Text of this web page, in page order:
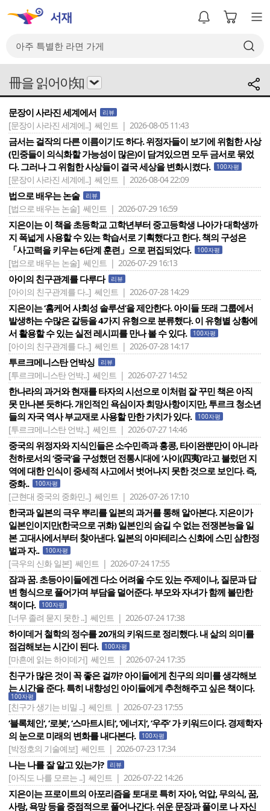
冊을 읽어야知
문장이 사라진 세계에서 리뷰
[문장이 사라진 세계에..] 쎄인트 | 2026-08-05 11:43
금서는 걸작의 다른 이름이기도 하다. 위정자들이 보기에 위험한 사상
(민중들이 의식화할 가능성이 많은)이 담겨있으면 모두 금서로 묶었
다. 그러나 그 위험한 사상들이 결국 세상을 변화시켰다.
100자평
[문장이 사라진 세계에..] 쎄인트 | 2026-08-04 22:09
법으로 배우는 논술 리뷰
[법으로 배우는 논술] 쎄인트 | 2026-07-29 16:59
지은이는 이 책을 초등학교 고학년부터 중고등학생 나아가 대학생까
지 폭넓게 사용할 수 있는 학습서로 기획했다고 한다. 책의 구성은
「사고력을 키우는 6단계 훈련」으로 편집되었다.
100자평
[법으로 배우는 논술] 쎄인트 | 2026-07-29 16:13
아이의 친구관계를 다루다 리뷰
[아이의 친구관계를 다..] 쎄인트 | 2026-07-28 14:29
지은이는 ‘홈케어 사회성 솔루션’을 제안한다. 아이들 또래 그룹에서
발생하는 수많은 갈등을 4가지 유형으로 분류했다. 이 유형별 상황에
서 활용할 수 있는 실전 레시피를 만나 볼 수 있다.
100자평
[아이의 친구관계를 다..] 쎄인트 | 2026-07-28 14:17
투르크메니스탄 언박싱 리뷰
[투르크메니스탄 언박..] 쎄인트 | 2026-07-27 14:52
한나라의 과거와 현재를 타자의 시선으로 이처럼 잘 꾸민 책은 아직
못 만나본 듯하다. 개인적인 욕심이자 희망사항이지만, 투르크 청소년
들의 자국 역사 부교재로 사용할 만한 가치가 있다.
100자평
[투르크메니스탄 언박..] 쎄인트 | 2026-07-27 14:46
중국의 위정자와 지식인들은 소수민족과 홍콩, 타이완뿐만이 아니라
천하로서의 ‘중국’을 구성했던 전통시대에 ‘사이(四夷)’라고 불렀던 지
역에 대한 인식이 중세적 사고에서 벗어나지 못한 것으로 보인다. 즉,
중화..
100자평
[근현대 중국의 중화민..] 쎄인트 | 2026-07-26 17:10
한국과 일본의 극우 뿌리를 일본의 과거를 통해 알아본다. 지은이가
일본인이지만(한국으로 귀화) 일본인의 숨길 수 없는 전쟁본능을 일
본 고대사에서부터 찾아낸다. 일본의 아마테리스 신화에 스민 삼한정
벌과 자..
100자평
[극우의 신화 일본] 쎄인트 | 2026-07-24 17:55
잠과 꿈. 초등아이들에겐 다소 어려울 수도 있는 주제이나, 질문과 답
변 형식으로 풀어가며 부담을 덜어준다. 부모와 자녀가 함께 볼만한
책이다.
100자평
[너무 졸려 묻지 못한 ..] 쎄인트 | 2026-07-24 17:38
하이데거 철학의 정수를 20개의 키워드로 정리했다. 내 삶의 의미를
점검해보는 시간이 된다.
100자평
[마흔에 읽는 하이데거] 쎄인트 | 2026-07-24 17:35
친구가 많은 것이 꼭 좋은 걸까? 아이들에게 친구의 의미를 생각해보
는 시간을 준다. 특히 내향성인 아이들에게 추천해주고 싶은 책이다.
100자평
[친구가 생기는 비밀 ..] 쎄인트 | 2026-07-23 17:55
‘블록체인‘, ‘로봇‘, ‘스마트시티‘, ‘에너지‘, ‘우주‘ 가 키워드이다. 경제학자
의 눈으로 미래의 변화를 내다본다.
100자평
[박정호의 기술예보] 쎄인트 | 2026-07-23 17:34
나는 나를 잘 알고 있는가? 리뷰
[아직도 나를 모르는 ..] 쎄인트 | 2026-07-22 14:26
지은이는 프로이트의 아포리즘을 토대로 특히 자아, 억압, 무의식, 꿈,
사랑, 욕망 등을 중점적으로 풀어나간다. 쉬운 문장과 풀이로 나 자신